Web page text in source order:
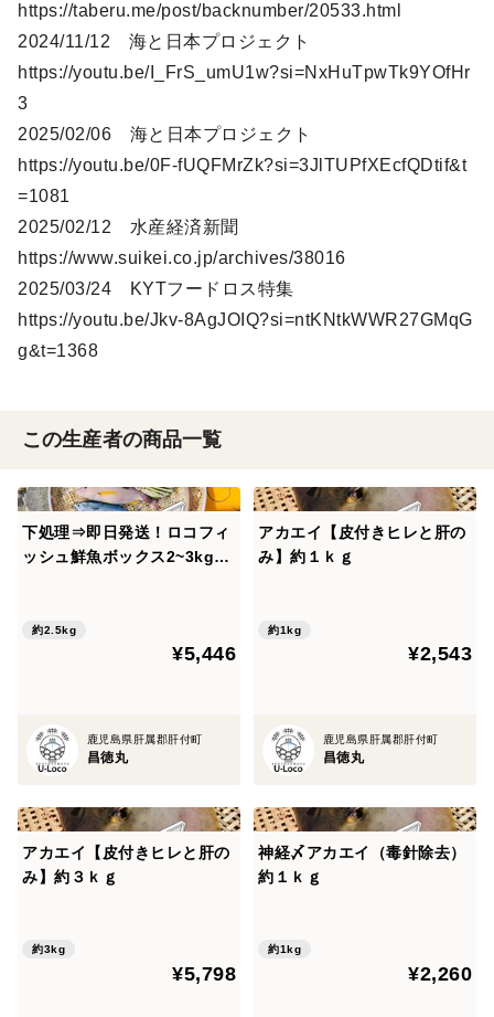
https://taberu.me/post/backnumber/20533.html
2024/11/12 海と日本プロジェクト
https://youtu.be/I_FrS_umU1w?si=NxHuTpwTk9YOfHr
3
2025/02/06 海と日本プロジェクト
https://youtu.be/0F-fUQFMrZk?si=3JlTUPfXEcfQDtif&t
=1081
2025/02/12 水産経済新聞
https://www.suikei.co.jp/archives/38016
2025/03/24 KYTフードロス特集
https://youtu.be/Jkv-8AgJOIQ?si=ntKNtkWWR27GMqG
g&t=1368
この生産者の商品一覧
下処理⇒即日発送！ロコフィ
ッシュ鮮魚ボックス2~3kg
約2.5kg
¥5,446
鹿児島県肝属郡肝付町
昌徳丸
アカエイ【皮付きヒレと肝の
み】約１ｋｇ
約1kg
¥2,543
鹿児島県肝属郡肝付町
昌徳丸
アカエイ【皮付きヒレと肝の
み】約３ｋｇ
約3kg
¥5,798
神経〆アカエイ（毒針除去）
約１ｋｇ
約1kg
¥2,260